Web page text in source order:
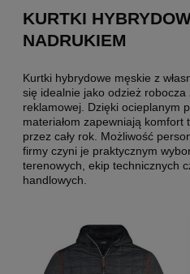
KURTKI
NADRUKIEM
Kurtki hybrydowe męskie z
się idealnie jako odzież
reklamowej. Dzięki ocieplanym
materiałom zapewniają
przez cały rok. Możliwość
firmy czyni je praktycznym
terenowych, ekip technicznych
handlowych.